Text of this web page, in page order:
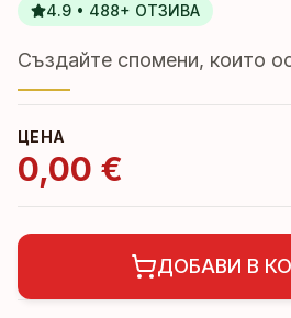
4.9 • 488+ ОТЗИВА
Създайте спомени, които
ЦЕНА
0,00 €
ДОБАВИ В